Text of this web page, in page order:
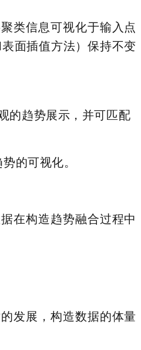
类信息可视化于输入点
面插值方法）保持不变
的趋势展示，并可匹配
的可视化。
在构造趋势融合过程中
发展，构造数据的体量